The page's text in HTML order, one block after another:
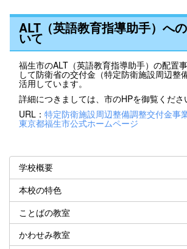
ALT（英語教育指導助手）へ
いて
福生市のALT（英語教育指導助手）の配置
して防衛省の交付金（特定防衛施設周辺整
活用しています。
詳細につきましては、市のHPを御覧くださ
URL： 特定防衛施設周辺整備調整交付金事
東京都福生市公式ホームページ
学校概要
本校の特色
ことばの教室
かわせみ教室